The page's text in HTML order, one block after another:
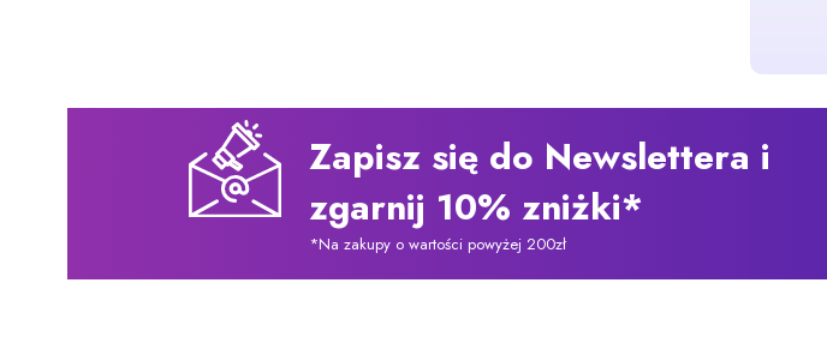
Zapisz się do Newslettera i
zgarnij 10% zniżki*
*Na zakupy o wartości powyżej 200zł